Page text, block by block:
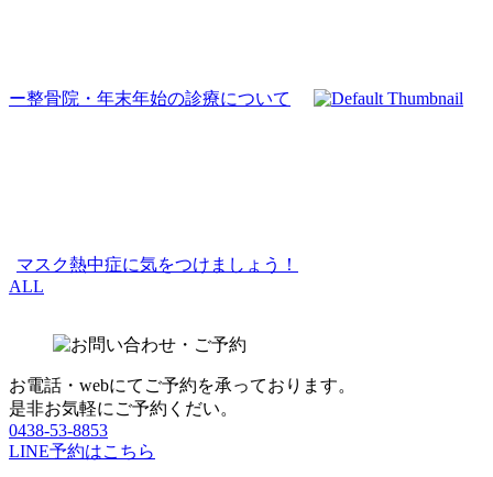
ー整骨院・年末年始の診療について
マスク熱中症に気をつけましょう！
ALL
お電話・webにてご予約を承っております。
是非お気軽にご予約くだい。
0438-53-8853
LINE予約はこちら